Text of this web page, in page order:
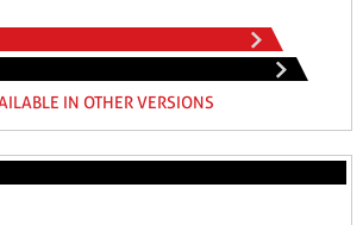
IN OTHER VERSIONS